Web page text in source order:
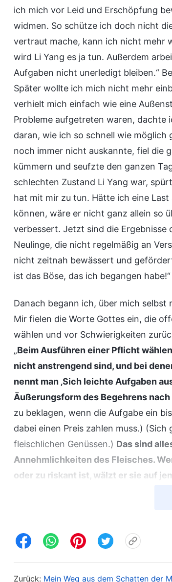
ich mich vor Leid und Erschöpfung
widmen. So schütze ich doch nicht
vertraut mache, kann ich nicht mehr
wird Li Yang es ja tun. Außerdem
Aufgaben nicht unerledigt bleiben.“
Später wollte ich mich nicht mehr
verhielt mich einfach wie eine
Probleme aufgetreten waren, dachte
daran, wie ich so schnell wie
noch immer nicht auskannte, fiel die
kümmern und seufzte den ganzen
schlechten Zustand Li Yang war,
hat mit mir zu tun. Hätte ich eine
können, wäre er nicht ganz allein so
verbessert. Jetzt sind die
Neulinge, die nicht regelmäßig an
nicht zeitnah bewässert und
ist das Böse, das ich begangen habe!“
Danach begann ich, über mich
Mir fielen die Worte Gottes ein, die
wählen und vor Schwierigkeiten
„Beim Ausführen einer Pflicht
nicht anstrengend sind, und bei
nennt man ‚Sich leichte Aufgaben
Äußerungsform des Begehrens
zu beklagen, wenn die Aufgabe ein
dabei einen Preis zahlen muss.)
fleischlichen Genüssen.) Das sind
Annehmlichkeiten des Fleisches.
oder zu riskant ist, wälzt er sie auf
ansteht oder wie sehr ihre Pflichten
Zurück: Mein Weg aus dem Schatten der